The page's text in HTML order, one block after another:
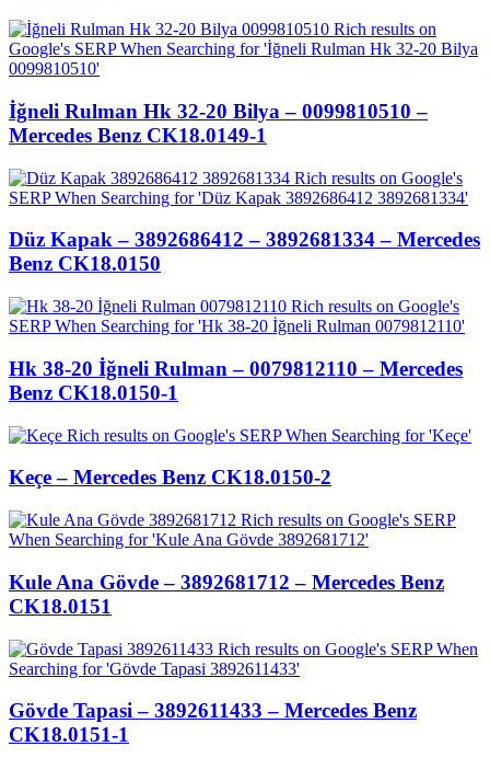
İğneli Rulman Hk 32-20 Bilya – 0099810510 –
Mercedes Benz CK18.0149-1
Düz Kapak – 3892686412 – 3892681334 – Mercedes
Benz CK18.0150
Hk 38-20 İğneli Rulman – 0079812110 – Mercedes
Benz CK18.0150-1
Keçe – Mercedes Benz CK18.0150-2
Kule Ana Gövde – 3892681712 – Mercedes Benz
CK18.0151
Gövde Tapasi – 3892611433 – Mercedes Benz
CK18.0151-1